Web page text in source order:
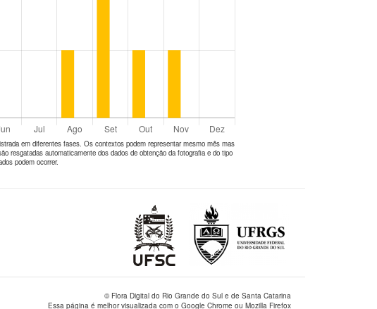
em diferentes fases. Os contextos podem representar mesmo mês mas
resgatadas automaticamente dos dados de obtenção da fotografia e do tipo
podem ocorrer.
© Flora Digital do Rio Grande do Sul e de Santa Catarina
Essa página é melhor visualizada com o Google Chrome ou Mozilla Firefox